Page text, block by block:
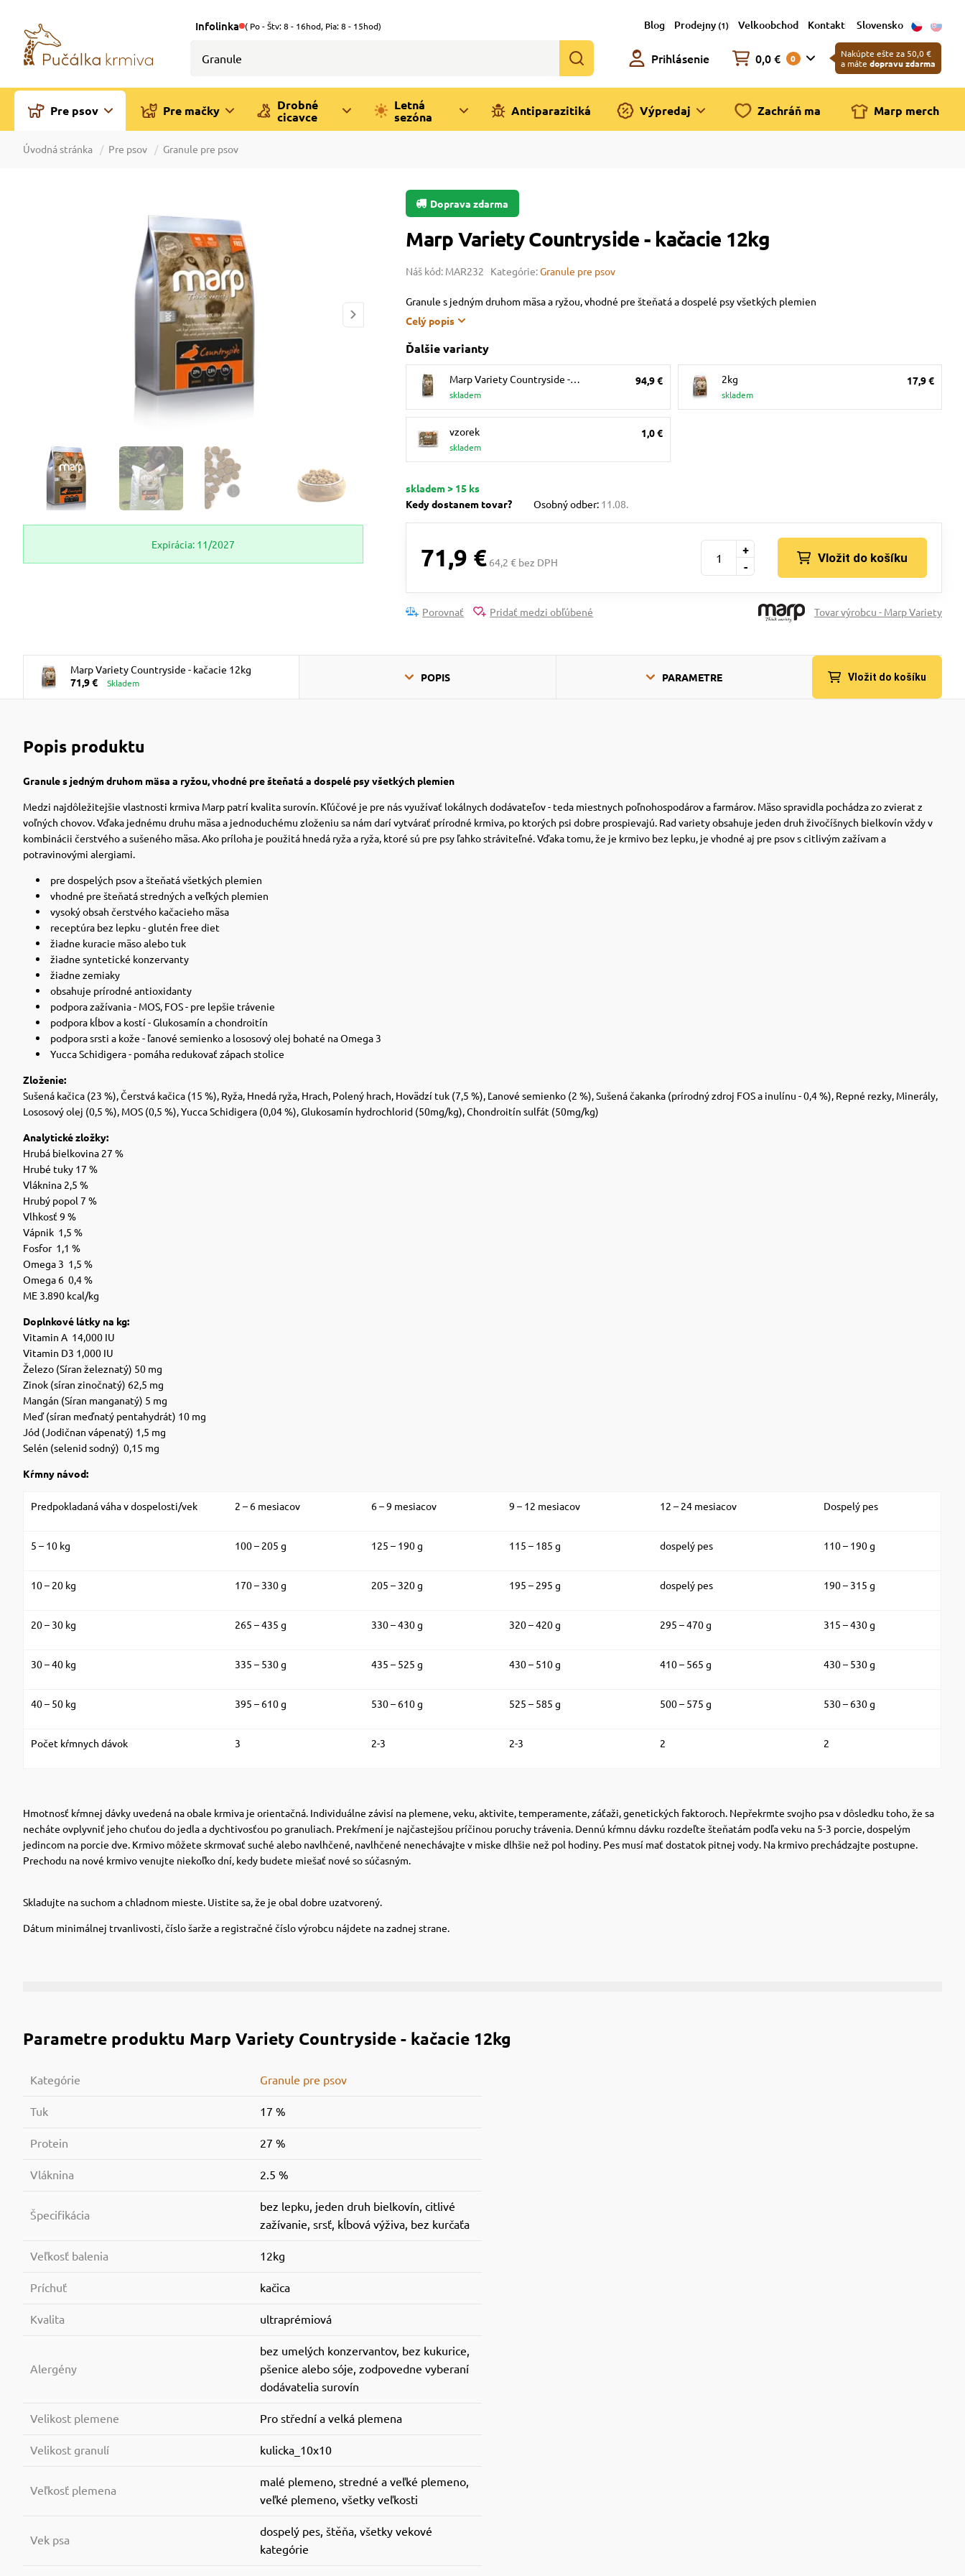
Infolinka ( Po - Štv: 8 - 16hod, Pia: 8 - 15hod) Blog Prodejny (1) Velkoobchod Kontakt Slovensko
Prihlásenie 0,0 € 0
Nakúpte ešte za 50,0 €
a máte dopravu zdarma
Pre psov Pre mačky
Drobné
cicavce
Letná
sezóna
Antiparazitiká Výpredaj Zachráň ma Marp merch
Úvodná stránka Pre psov Granule pre psov
Doprava zdarma
Marp Variety Countryside - kačacie 12kg
Náš kód: MAR232 Kategórie:Granule pre psov
Granule s jedným druhom mäsa a ryžou, vhodné pre šteňatá a dospelé psy všetkých plemien
Celý popis
Ďalšie varianty
Marp Variety Countryside -…
skladem
94,9 € 2kg
skladem
17,9 €
vzorek
skladem
1,0 €
skladem > 15 ks
Kedy dostanem tovar?
Osobný odber: 11.08.
71,9 € 64,2 € bez DPH -
+
Vložit do košíku
Porovnať Pridať medzi obľúbené Tovar výrobcu - Marp Variety
Expirácia: 11/2027
Marp Variety Countryside - kačacie 12kg
71,9 €
Skladem POPIS PARAMETRE Vložit do košíku
Popis produktu
Granule s jedným druhom mäsa a ryžou, vhodné pre šteňatá a dospelé psy všetkých plemien
Medzi najdôležitejšie vlastnosti krmiva Marp patrí kvalita surovín. Kľúčové je pre nás využívať lokálnych dodávateľov - teda miestnych poľnohospodárov a farmárov. Mäso spravidla pochádza zo zvierat z
voľných chovov. Vďaka jednému druhu mäsa a jednoduchému zloženiu sa nám darí vytvárať prírodné krmiva, po ktorých psi dobre prospievajú. Rad variety obsahuje jeden druh živočíšnych bielkovín vždy v
kombinácii čerstvého a sušeného mäsa. Ako príloha je použitá hnedá ryža a ryža, ktoré sú pre psy ľahko stráviteľné. Vďaka tomu, že je krmivo bez lepku, je vhodné aj pre psov s citlivým zažívam a
potravinovými alergiami.
pre dospelých psov a šteňatá všetkých plemien
vhodné pre šteňatá stredných a veľkých plemien
vysoký obsah čerstvého kačacieho mäsa
receptúra ​​bez lepku - glutén free diet
žiadne kuracie mäso alebo tuk
žiadne syntetické konzervanty
žiadne zemiaky
obsahuje prírodné antioxidanty
podpora zažívania - MOS, FOS - pre lepšie trávenie
podpora kĺbov a kostí - Glukosamín a chondroitín
podpora srsti a kože - ľanové semienko a lososový olej bohaté na Omega 3
Yucca Schidigera - pomáha redukovať zápach stolice
Zloženie:
Sušená kačica (23 %), Čerstvá kačica (15 %), Ryža, Hnedá ryža, Hrach, Polený hrach, Hovädzí tuk (7,5 %), Ľanové semienko (2 %), Sušená čakanka (prírodný zdroj FOS a inulínu - 0,4 %), Repné rezky, Minerály,
Lososový olej (0,5 %), MOS (0,5 %), Yucca Schidigera (0,04 %), Glukosamín hydrochlorid (50mg/kg), Chondroitín sulfát (50mg/kg)
Analytické zložky:
Hrubá bielkovina 27 %
Hrubé tuky 17 %
Vláknina 2,5 %
Hrubý popol 7 %
Vlhkosť 9 %
Vápnik 1,5 %
Fosfor 1,1 %
Omega 3 1,5 %
Omega 6 0,4 %
ME 3.890 kcal/kg
Doplnkové látky na kg:
Vitamin A 14,000 IU
Vitamin D3 1,000 IU
Železo (Síran železnatý) 50 mg
Zinok (síran zinočnatý) 62,5 mg
Mangán (Síran manganatý) 5 mg
Meď (síran meďnatý pentahydrát) 10 mg
Jód (Jodičnan vápenatý) 1,5 mg
Selén (selenid sodný) 0,15 mg
Kŕmny návod:
Predpokladaná váha v dospelosti/vek 2 – 6 mesiacov 6 – 9 mesiacov 9 – 12 mesiacov 12 – 24 mesiacov Dospelý pes
5 – 10 kg 100 – 205 g 125 – 190 g 115 – 185 g dospelý pes 110 – 190 g
10 – 20 kg 170 – 330 g 205 – 320 g 195 – 295 g dospelý pes 190 – 315 g
20 – 30 kg 265 – 435 g 330 – 430 g 320 – 420 g 295 – 470 g 315 – 430 g
30 – 40 kg 335 – 530 g 435 – 525 g 430 – 510 g 410 – 565 g 430 – 530 g
40 – 50 kg 395 – 610 g 530 – 610 g 525 – 585 g 500 – 575 g 530 – 630 g
Počet kŕmnych dávok 3 2-3 2-3 2 2
Hmotnosť kŕmnej dávky uvedená na obale krmiva je orientačná. Individuálne závisí na plemene, veku, aktivite, temperamente, záťaži, genetických faktoroch. Nepřekrmte svojho psa v dôsledku toho, že sa
necháte ovplyvniť jeho chuťou do jedla a dychtivosťou po granuliach. Prekŕmení je najčastejšou príčinou poruchy trávenia. Dennú kŕmnu dávku rozdeľte šteňatám podľa veku na 5-3 porcie, dospelým
jedincom na porcie dve. Krmivo môžete skrmovať suché alebo navlhčené, navlhčené nenechávajte v miske dlhšie než pol hodiny. Pes musí mať dostatok pitnej vody. Na krmivo prechádzajte postupne.
Prechodu na nové krmivo venujte niekoľko dní, kedy budete miešať nové so súčasným.
Skladujte na suchom a chladnom mieste. Uistite sa, že je obal dobre uzatvorený.
Dátum minimálnej trvanlivosti, číslo šarže a registračné číslo výrobcu nájdete na zadnej strane.
Parametre produktu Marp Variety Countryside - kačacie 12kg
Kategórie Granule pre psov
Tuk 17 %
Protein 27 %
Vláknina 2.5 %
Špecifikácia
bez lepku, jeden druh bielkovín, citlivé
zažívanie, srsť, kĺbová výživa, bez kurčaťa
Veľkosť balenia 12kg
Príchuť kačica
Kvalita ultraprémiová
Alergény
bez umelých konzervantov, bez kukurice,
pšenice alebo sóje, zodpovedne vyberaní
dodávatelia surovín
Velikost plemene Pro střední a velká plemena
Velikost granulí kulicka_10x10
Veľkosť plemena
malé plemeno, stredné a veľké plemeno,
veľké plemeno, všetky veľkosti
Vek psa
dospelý pes, štěňa, všetky vekové
kategórie